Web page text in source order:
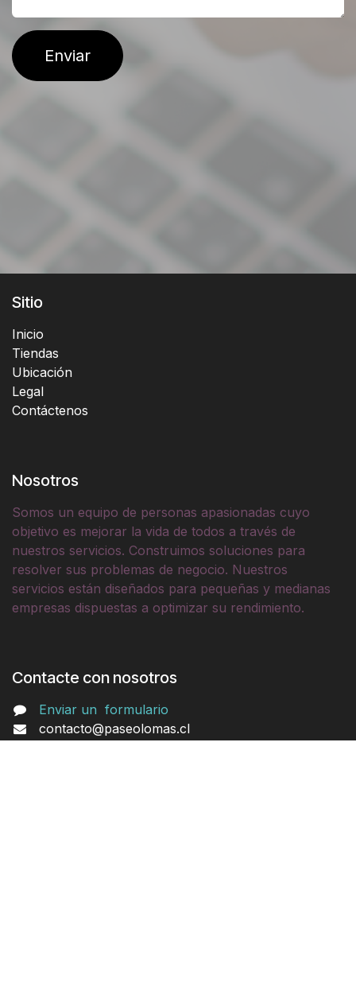
Enviar
Sitio
Inicio
Tiendas
Ubicación
Legal
Contáctenos
Nosotros
Somos un equipo de personas apasionadas cuyo
objetivo es mejorar la vida de todos a través de
nuestros servicios. Construimos soluciones para
resolver sus problemas de negocio. Nuestros
servicios están diseñados para pequeñas y medianas
empresas dispuestas a optimizar su rendimiento.
Contacte con nosotros
Enviar un formulario
contacto@paseolomas.cl